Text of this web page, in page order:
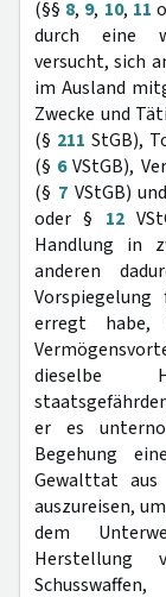
(§§ 8, 9, 10, 11
durch eine
versucht, sich
im Ausland
Zwecke und
(§ 211 StGB),
(§ 6VStGB),
(§ 7VStGB)
oder § 12
Handlung in
anderen
erregt habe,
dieselbe
er es
Begehung
Gewalttat aus
auszureisen,
dem